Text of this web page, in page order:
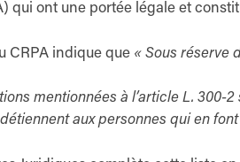
qui ont une portée légale et
CRPA indique que « Sous réserve
mentionnées à l’article L.
aux personnes qui en